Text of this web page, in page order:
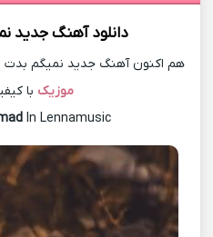
دانلود آهنگ جدید
هم اکنون آهنگ جدید نمیگم بدت
موزیک با
In Lennamusic